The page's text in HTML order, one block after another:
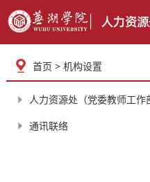
首页 > 机构设置
人力资源处（党委教师工作部、党委人才工
通讯联络